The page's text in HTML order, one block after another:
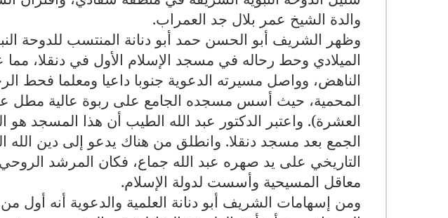
والدة الشيخ عمر بلال جد العمراب.
وظهر الشريف أبو الحسن حمد أبو دنانة المنتسب للدوحة
الميلادي وحط رحاله في مسجد الإسلام الأول في دنقلا،
الناهض، وواصل مسيرته الدعوية جنوبا داعيا ومعلما
المحمية، حيث أسس مسجده الجامع على ربوة عالية مطل
العشرة). واعتبر الدكتور عبد الله الطيب أن هذا المسجد هو
الجمع بعد مسجد دنقلا. وانطلق من هناك يدعو إلى دين الله
التاريخي على يد صهره عبد الله جماع، فكان المرشد
معاقل المسيحية وأسست لدولة الإسلام.
ومن إسهامات الشريف أبو دنانة العلمية والدعوية أنه